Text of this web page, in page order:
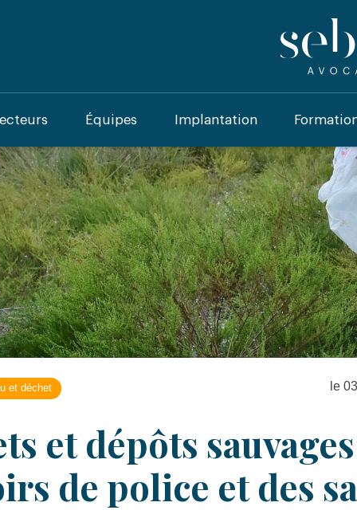
Équipes Implantation
et déchet le
et dépôts
de police et des